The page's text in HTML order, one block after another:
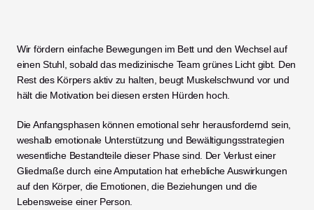
Wir fördern einfache Bewegungen im Bett und den Wechsel auf
einen Stuhl, sobald das medizinische Team grünes Licht gibt. Den
Rest des Körpers aktiv zu halten, beugt Muskelschwund vor und
hält die Motivation bei diesen ersten Hürden hoch.
Die Anfangsphasen können emotional sehr herausfordernd sein,
weshalb emotionale Unterstützung und Bewältigungsstrategien
wesentliche Bestandteile dieser Phase sind. Der Verlust einer
Gliedmaße durch eine Amputation hat erhebliche Auswirkungen
auf den Körper, die Emotionen, die Beziehungen und die
Lebensweise einer Person.